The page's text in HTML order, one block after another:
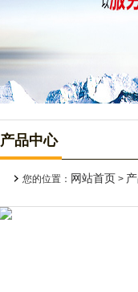
产品中心
您的位置： 网站首页 >